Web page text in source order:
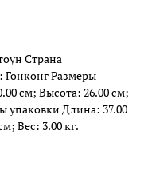
Страна
Гонконг Размеры
см; Высота: 26.00 см;
упаковки Длина: 37.00
Вес: 3.00 кг.